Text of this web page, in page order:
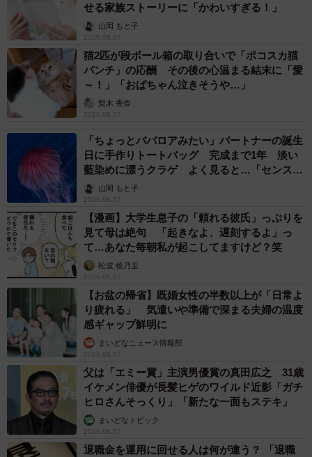
せる家族ストーリーに「かわいすぎる！」
山岡 もと子
2026.08.07
猫2匹が段ボール箱の取り合いで「ポコスカ猫
パンチ」の応酬 その後の心温まる結末に「愛
～！」「おばちゃん泣きそうや…」
梨木 香奈
2026.08.07
「ちょっとババロアみたい」パートナーの誕生
日に手作りトートバッグ 完成まで1年 淡い
藍染めに漂うクラゲ よく見ると…「センスす
ごい」山岡 もと子
2026.08.07
【漫画】大学生息子の「頼れる彼氏」っぷりを
見て母は絶句 「起きなよ、遅刻するよ」っ
て…あなた毎朝私が起こしてますけど？笑
松波 穂乃圭
2026.08.07
【お盆の帰省】既婚女性の半数以上が「日常よ
り疲れる」 気遣いや準備で深まる夫婦の温度
感ギャップ鮮明に
まいどなニュース情報部
2026.08.07
父は「エミー賞」主演男優賞の真田広之 31歳
イケメン俳優が長髪ヒゲのワイルド近影「ガチ
ヒロさんそっくり」「新たな一面もステキ」
まいどなトピック
2026.08.07
退職金を運用に回せる人は何が違う？ 「退職